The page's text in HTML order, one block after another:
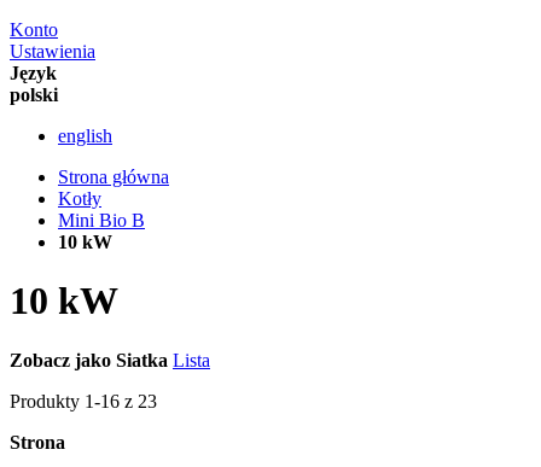
Konto
Ustawienia
Język
polski
english
Strona główna
Kotły
Mini Bio B
10 kW
10 kW
Zobacz jako Siatka Lista
Produkty 1-16 z 23
Strona